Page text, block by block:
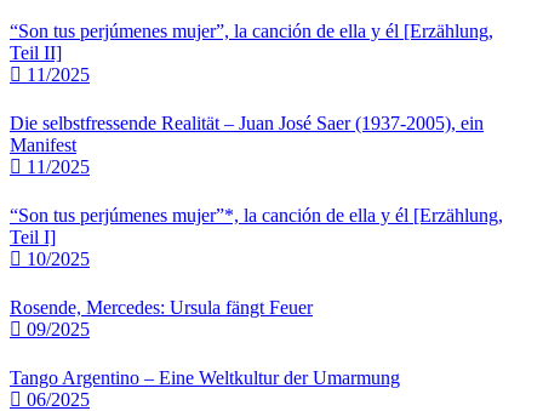
“Son tus perjúmenes mujer”, la canción de ella y él [Erzählung,
Teil II]
11/2025
Die selbstfressende Realität – Juan José Saer (1937-2005), ein
Manifest
11/2025
“Son tus perjúmenes mujer”*, la canción de ella y él [Erzählung,
Teil I]
10/2025
Rosende, Mercedes: Ursula fängt Feuer
09/2025
Tango Argentino – Eine Weltkultur der Umarmung
06/2025